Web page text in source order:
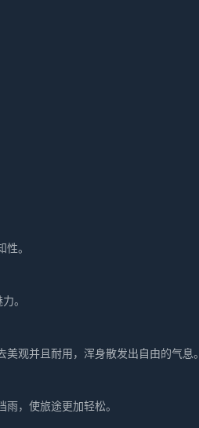
。
。
观并且耐用，浑身散发出自由的气息。
，使旅途更加轻松。